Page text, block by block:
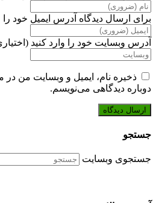
برای ارسال دیدگاه آدرس ایمیل خود را
آدرس وبسایت خود را وارد کنید
ذخیره نام، ایمیل و وبسایت من در
دوباره دیدگاهی می‌نویسم.
جستجو
جستجوی وبسایت